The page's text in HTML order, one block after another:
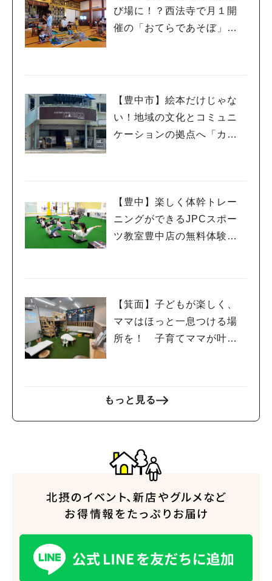
び場に！？西法寺で月１開
催の「おてらであそぼ」に
【豊中市】絵本だけじゃな
い！地域の文化とコミュニ
ケーションの拠点へ「カル
【豊中】楽しく体幹トレー
ニングができるJPCスポー
ツ教室豊中店の無料体験教
【箕面】子どもが楽しく、
ママはほっと一息つける場
所を！ 子育てママが叶え
もっと見る
人気のキーワード
#自然とふれあう #ランチ#カフェ
#大阪学院大 商品開発プロジェクト
#あなたはどっち？